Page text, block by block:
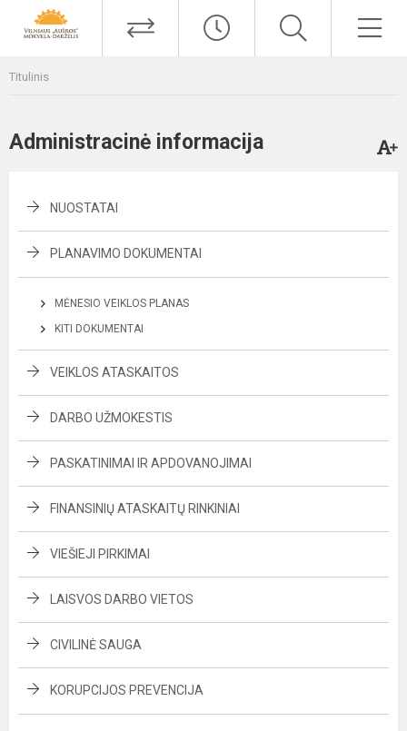
Titulinis
Administracinė informacija
NUOSTATAI
PLANAVIMO DOKUMENTAI
MĖNESIO VEIKLOS PLANAS
KITI DOKUMENTAI
VEIKLOS ATASKAITOS
DARBO UŽMOKESTIS
PASKATINIMAI IR APDOVANOJIMAI
FINANSINIŲ ATASKAITŲ RINKINIAI
VIEŠIEJI PIRKIMAI
LAISVOS DARBO VIETOS
CIVILINĖ SAUGA
KORUPCIJOS PREVENCIJA